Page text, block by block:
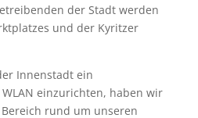
der Stadt werden
und der Kyritzer
Innenstadt ein
einzurichten, haben wir
rund um unseren